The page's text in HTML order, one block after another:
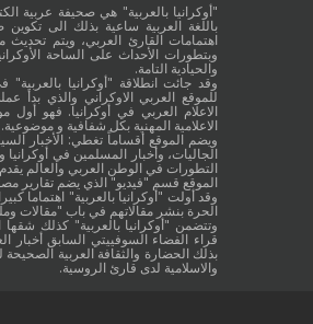
"أوكرانيا بالعربية" هي صحيفة عربية
باللغة العربية ساعية بذلك الى
اهتمامات القارئ العربي، ويتم
وبتطورات الأحداث على الساحة
والحيادية التامة.
الاعلام العربي في أوكرانيا. فهو أول
الاعلامية المهنية بكل شفافية و موضوعية.
ويضم الموقع أقساماً تغطي: الأخبار
الجاليات، وأخبار المسلمين في
التطورات في الوطن العربي والعالم
الموقع قسم "فيديو" الذي يضم تقارير
وقد أولت "أوكرانيا بالعربية" اهتماما
الحرة بنشر مقالاتهم في باب "مقالات
وتتضمن "أوكرانيا بالعربية" كذلك شقها
قراء الفضاء السوفييتي السابق أخبار
بذلك الحضارة والثقافة العربية الصحيحة
والاسلامية لدى قارئ الروسية.